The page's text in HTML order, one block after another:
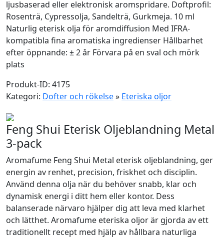
ljusbaserad eller elektronisk aromspridare. Doftprofil:
Rosenträ, Cypressolja, Sandelträ, Gurkmeja. 10 ml
Naturlig eterisk olja för aromdiffusion Med IFRA-
kompatibla fina aromatiska ingredienser Hållbarhet
efter öppnande: ± 2 år Förvara på en sval och mörk
plats
Produkt-ID: 4175
Kategori: Dofter och rökelse» Eteriska oljor
Feng Shui Eterisk Oljeblandning Metal
3-pack
Aromafume Feng Shui Metal eterisk oljeblandning, ger
energin av renhet, precision, friskhet och disciplin.
Använd denna olja när du behöver snabb, klar och
dynamisk energi i ditt hem eller kontor. Dess
balanserade närvaro hjälper dig att leva med klarhet
och lätthet. Aromafume eteriska oljor är gjorda av ett
traditionellt recept med hjälp av hållbara naturliga